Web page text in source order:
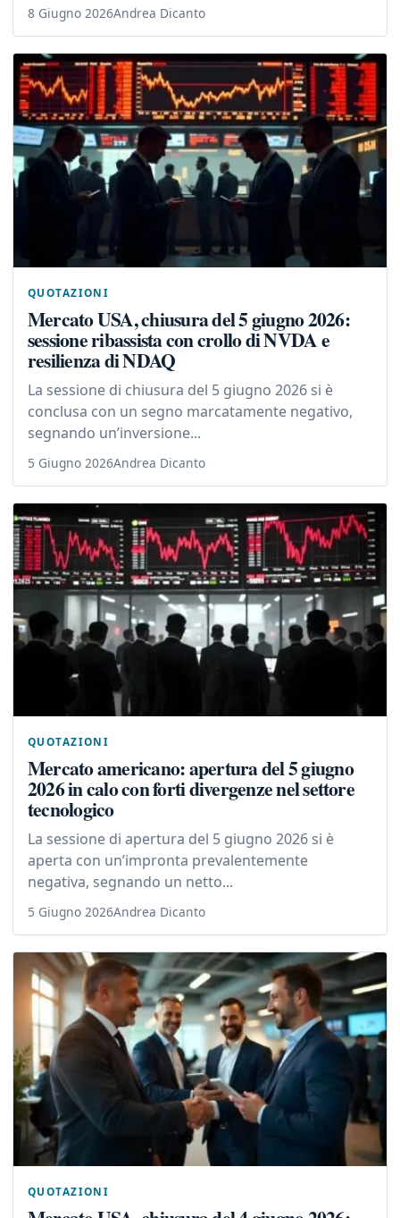
8 Giugno 2026Andrea Dicanto
QUOTAZIONI
Mercato USA, chiusura del 5 giugno 2026:
sessione ribassista con crollo di NVDA e
resilienza di NDAQ
La sessione di chiusura del 5 giugno 2026 si è
conclusa con un segno marcatamente negativo,
segnando un’inversione...
5 Giugno 2026Andrea Dicanto
QUOTAZIONI
Mercato americano: apertura del 5 giugno
2026 in calo con forti divergenze nel settore
tecnologico
La sessione di apertura del 5 giugno 2026 si è
aperta con un’impronta prevalentemente
negativa, segnando un netto...
5 Giugno 2026Andrea Dicanto
QUOTAZIONI